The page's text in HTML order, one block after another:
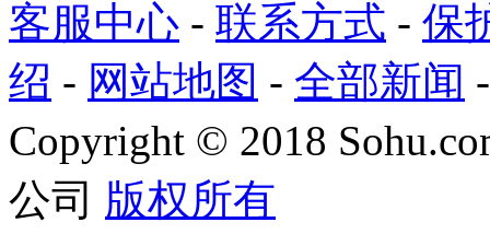
客服中心 - 联系方式 - 保
绍 - 网站地图 - 全部新闻
Copyright © 2018
公司 版权所有